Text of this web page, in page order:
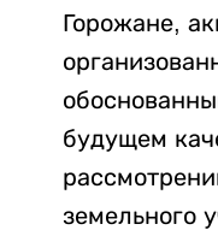
Горожане,
будущем
земельного